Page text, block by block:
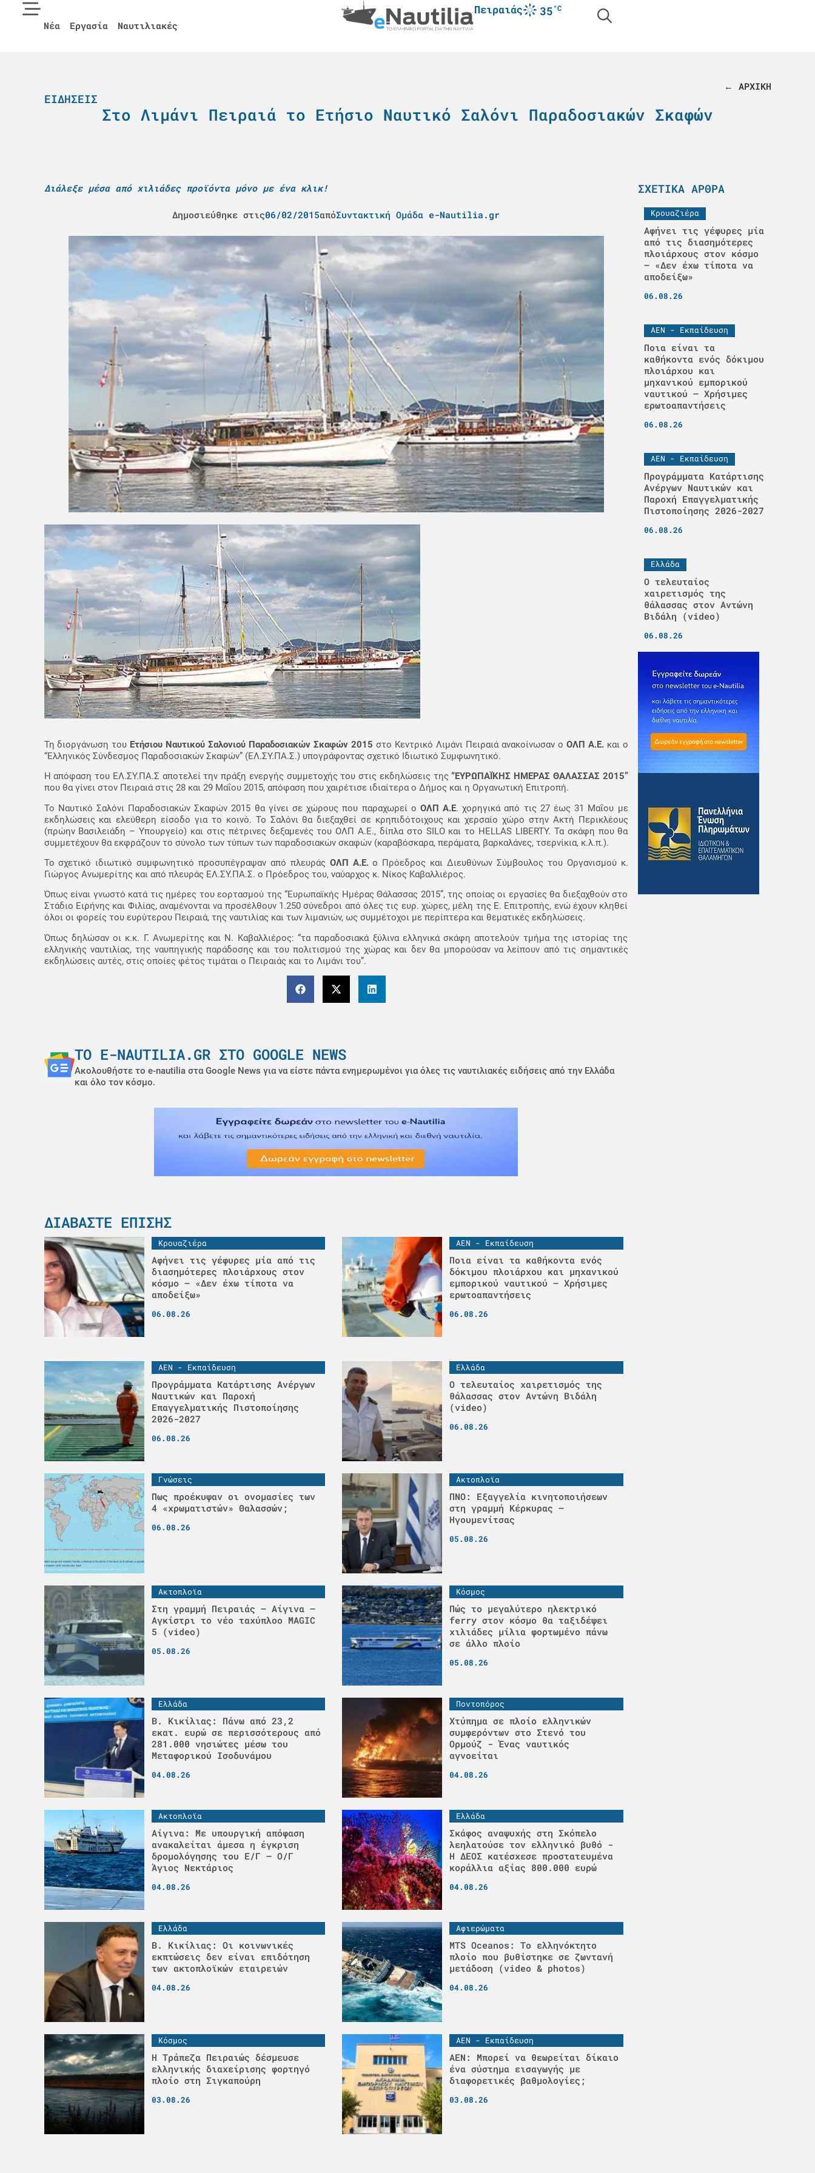
Νέα Εργασία Ναυτιλιακές
Πειραιάς 35°C
← ΑΡΧΙΚΗ
ΕΙΔΉΣΕΙΣ
Στο Λιμάνι Πειραιά το Ετήσιο Ναυτικό Σαλόνι Παραδοσιακών Σκαφών
Διάλεξε μέσα από χιλιάδες προϊόντα μόνο με ένα κλικ!
Δημοσιεύθηκε στις06/02/2015απόΣυντακτική Ομάδα e-Nautilia.gr
Τη διοργάνωση του Ετήσιου Ναυτικού Σαλονιού Παραδοσιακών Σκαφών 2015 στο Κεντρικό Λιμάνι Πειραιά ανακοίνωσαν ο ΟΛΠ Α.Ε.και ο
“Ελληνικός Σύνδεσμος Παραδοσιακών Σκαφών” (ΕΛ.ΣΥ.ΠΑ.Σ.) υπογράφοντας σχετικό Ιδιωτικό Συμφωνητικό.
Η απόφαση του ΕΛ.ΣΥ.ΠΑ.Σ αποτελεί την πράξη ενεργής συμμετοχής του στις εκδηλώσεις της“ΕΥΡΩΠΑΪΚΗΣ ΗΜΕΡΑΣ ΘΑΛΑΣΣΑΣ 2015”
που θα γίνει στον Πειραιά στις 28 και 29 Μαΐου 2015, απόφαση που χαιρέτισε ιδιαίτερα ο Δήμος και η Οργανωτική Επιτροπή.
Το Ναυτικό Σαλόνι Παραδοσιακών Σκαφών 2015 θα γίνει σε χώρους που παραχωρεί ο ΟΛΠ Α.Ε. χορηγικά από τις 27 έως 31 Μαΐου με
εκδηλώσεις και ελεύθερη είσοδο για το κοινό. Το Σαλόνι θα διεξαχθεί σε κρηπιδότοιχους και χερσαίο χώρο στην Ακτή Περικλέους
(πρώην Βασιλειάδη – Υπουργείο) και στις πέτρινες δεξαμενές του ΟΛΠ Α.Ε., δίπλα στο SILO και το HELLAS LIBERTY. Τα σκάφη που θα
συμμετέχουν θα εκφράζουν το σύνολο των τύπων των παραδοσιακών σκαφών (καραβόσκαρα, περάματα, βαρκαλάνες, τσερνίκια, κ.λ.π.).
Το σχετικό ιδιωτικό συμφωνητικό προσυπέγραψαν από πλευράς ΟΛΠ Α.Ε.ο Πρόεδρος και Διευθύνων Σύμβουλος του Οργανισμού κ.
Γιώργος Ανωμερίτης και από πλευράς ΕΛ.ΣΥ.ΠΑ.Σ. ο Πρόεδρoς του, ναύαρχος κ. Νίκος Καβαλλιέρος.
Όπως είναι γνωστό κατά τις ημέρες του εορτασμού της “Ευρωπαϊκής Ημέρας Θάλασσας 2015”, της οποίας οι εργασίες θα διεξαχθούν στο
Στάδιο Ειρήνης και Φιλίας, αναμένονται να προσέλθουν 1.250 σύνεδροι από όλες τις ευρ. χώρες, μέλη της Ε. Επιτροπής, ενώ έχουν κληθεί
όλοι οι φορείς του ευρύτερου Πειραιά, της ναυτιλίας και των λιμανιών, ως συμμέτοχοι με περίπτερα και θεματικές εκδηλώσεις.
Όπως δηλώσαν οι κ.κ. Γ. Ανωμερίτης και Ν. Καβαλλιέρος: “τα παραδοσιακά ξύλινα ελληνικά σκάφη αποτελούν τμήμα της ιστορίας της
ελληνικής ναυτιλίας, της ναυπηγικής παράδοσης και του πολιτισμού της χώρας και δεν θα μπορούσαν να λείπουν από τις σημαντικές
εκδηλώσεις αυτές, στις οποίες φέτος τιμάται ο Πειραιάς και το Λιμάνι του”.
ΤΟ E-NAUTILIA.GR ΣΤΟ GOOGLE NEWS
Ακολουθήστε το e-nautilia στα Google News για να είστε πάντα ενημερωμένοι για όλες τις ναυτιλιακές ειδήσεις από την Ελλάδα
και όλο τον κόσμο.
ΔΙΑΒΆΣΤΕ ΕΠΊΣΗΣ
Κρουαζιέρα
Αφήνει τις γέφυρες μία από τις
διασημότερες πλοιάρχους στον
κόσμο – «Δεν έχω τίποτα να
αποδείξω»
06.08.26
ΑΕΝ - Εκπαίδευση
Ποια είναι τα καθήκοντα ενός
δόκιμου πλοιάρχου και μηχανικού
εμπορικού ναυτικού – Χρήσιμες
ερωτοαπαντήσεις
06.08.26
ΑΕΝ - Εκπαίδευση
Προγράμματα Κατάρτισης Ανέργων
Ναυτικών και Παροχή
Επαγγελματικής Πιστοποίησης
2026-2027
06.08.26
Ελλάδα
Ο τελευταίος χαιρετισμός της
θάλασσας στον Αντώνη Βιδάλη
(video)
06.08.26
Γνώσεις
Πως προέκυψαν οι ονομασίες των
4 «χρωματιστών» Θαλασσών;
06.08.26
Ακτοπλοϊα
ΠΝΟ: Εξαγγελία κινητοποιήσεων
στη γραμμή Κέρκυρας –
Ηγουμενίτσας
05.08.26
Ακτοπλοϊα
Στη γραμμή Πειραιάς – Αίγινα –
Αγκίστρι το νέο ταχύπλοο MAGIC
5 (video)
05.08.26
Κόσμος
Πώς το μεγαλύτερο ηλεκτρικό
ferry στον κόσμο θα ταξιδέψει
χιλιάδες μίλια φορτωμένο πάνω
σε άλλο πλοίο
05.08.26
Ελλάδα
Β. Κικίλιας: Πάνω από 23,2
εκατ. ευρώ σε περισσότερους από
281.000 νησιώτες μέσω του
Μεταφορικού Ισοδυνάμου
04.08.26
Ποντοπόρος
Χτύπημα σε πλοίο ελληνικών
συμφερόντων στο Στενό του
Ορμούζ - Ένας ναυτικός
αγνοείται
04.08.26
Ακτοπλοϊα
Αίγινα: Με υπουργική απόφαση
ανακαλείται άμεσα η έγκριση
δρομολόγησης του Ε/Γ – Ο/Γ
Άγιος Νεκτάριος
04.08.26
Ελλάδα
Σκάφος αναψυχής στη Σκόπελο
λεηλατούσε τον ελληνικό βυθό -
H ΔΕΟΣ κατέσχεσε προστατευμένα
κοράλλια αξίας 800.000 ευρώ
04.08.26
Ελλάδα
Β. Κικίλιας: Οι κοινωνικές
εκπτώσεις δεν είναι επιδότηση
των ακτοπλοϊκών εταιρειών
04.08.26
Αφιερώματα
MTS Oceanos: Το ελληνόκτητο
πλοίο που βυθίστηκε σε ζωντανή
μετάδοση (video & photos)
04.08.26
Κόσμος
Η Τράπεζα Πειραιώς δέσμευσε
ελληνικής διαχείρισης φορτηγό
πλοίο στη Σιγκαπούρη
03.08.26
ΑΕΝ - Εκπαίδευση
ΑΕΝ: Μπορεί να θεωρείται δίκαιο
ένα σύστημα εισαγωγής με
διαφορετικές βαθμολογίες;
03.08.26
ΣΧΕΤΙΚΆ ΆΡΘΡΑ
Κρουαζιέρα
Αφήνει τις γέφυρες μία
από τις διασημότερες
πλοιάρχους στον κόσμο
– «Δεν έχω τίποτα να
αποδείξω»
06.08.26
ΑΕΝ - Εκπαίδευση
Ποια είναι τα
καθήκοντα ενός δόκιμου
πλοιάρχου και
μηχανικού εμπορικού
ναυτικού – Χρήσιμες
ερωτοαπαντήσεις
06.08.26
ΑΕΝ - Εκπαίδευση
Προγράμματα Κατάρτισης
Ανέργων Ναυτικών και
Παροχή Επαγγελματικής
Πιστοποίησης 2026-2027
06.08.26
Ελλάδα
Ο τελευταίος
χαιρετισμός της
θάλασσας στον Αντώνη
Βιδάλη (video)
06.08.26